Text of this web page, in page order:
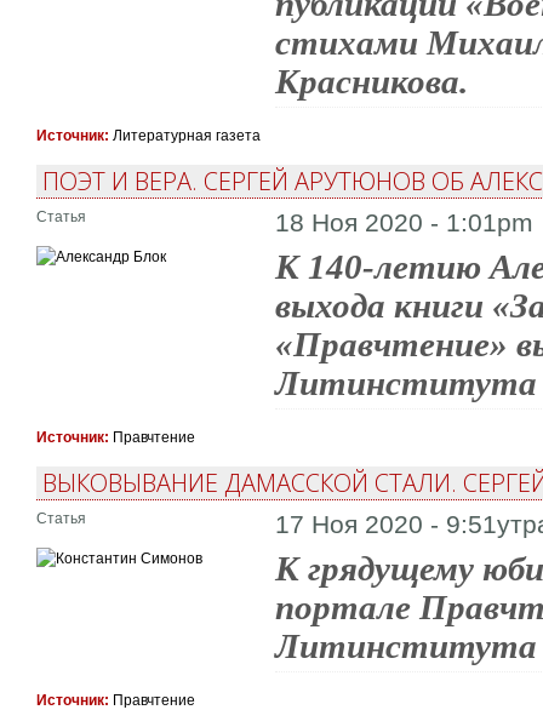
стихами
Красникова.
Источник: Литературная газета
ПОЭТ И ВЕРА. СЕРГЕЙ АРУТЮНОВ ОБ
Статья 18 Ноя 2020 - 1:01pm
К 140-летию
выхода книги
«Правчтение»
Литинститута
Источник: Правчтение
ВЫКОВЫВАНИЕ ДАМАССКОЙ СТАЛИ.
Статья 17 Ноя 2020 -
К грядущему
портале
Литинститута
Источник: Правчтение